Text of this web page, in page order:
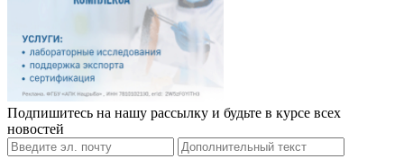
Подпишитесь на нашу рассылку и будьте в курсе всех
новостей